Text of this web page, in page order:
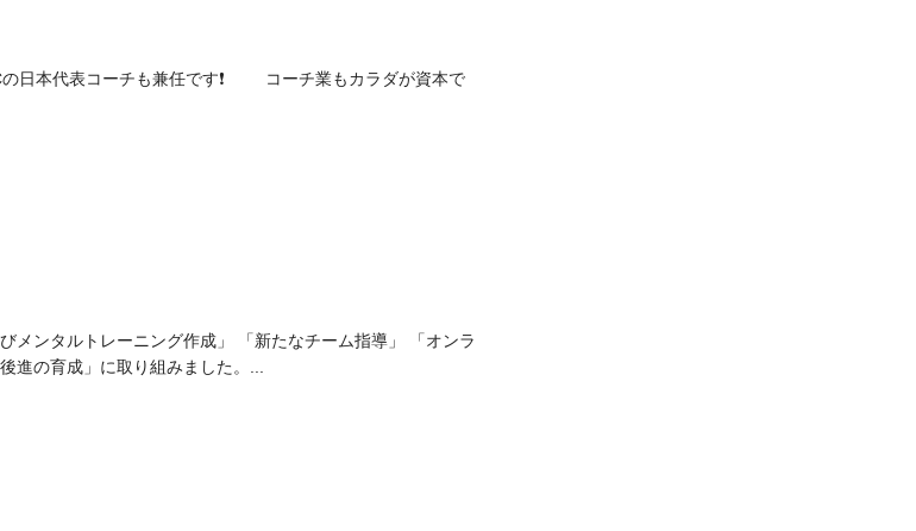
日本代表コーチも兼任です❗ コーチ業もカラダが資本で
メンタルトレーニング作成」 「新たなチーム指導」 「オンラ
進の育成」に取り組みました。...